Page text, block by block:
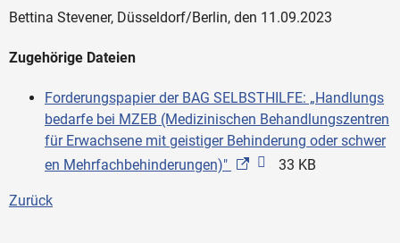
Bettina Stevener, Düsseldorf/Berlin, den 11.09.2023
Zugehörige Dateien
Forderungspapier der BAG SELBSTHILFE: „Handlungs
bedarfe bei MZEB (Medizinischen Behandlungszentren
für Erwachsene mit geistiger Behinderung oder schwer
en Mehrfachbehinderungen)"
33 KB
Zurück